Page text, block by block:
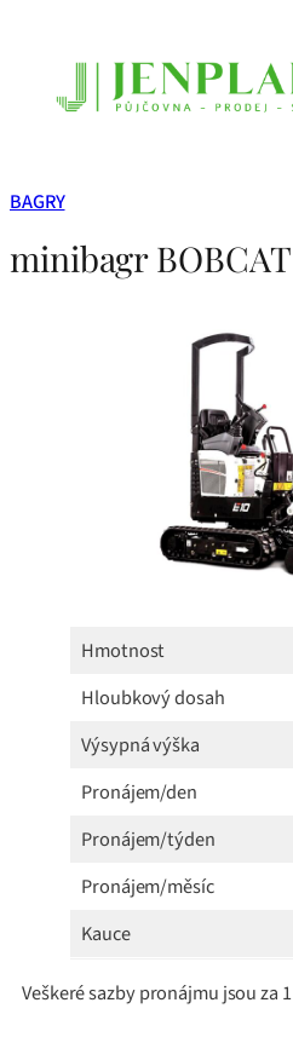
BAGRY
minibagr BOBCAT
Hmotnost
Hloubkový dosah
Výsypná výška
Pronájem/den
Pronájem/týden
Pronájem/měsíc
Kauce
Veškeré sazby pronájmu jsou za